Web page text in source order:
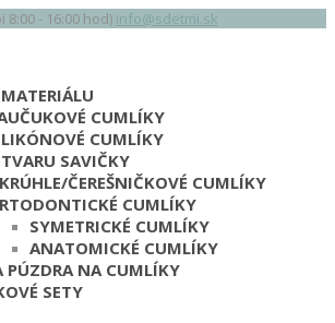
8:00 - 16:00 hod) info@sdetmi.sk
CUMLÍKY
CUMLÍKY
SAVIČKY
ČEREŠNIČKOVÉ CUMLÍKY
CUMLÍKY
SYMETRICKÉ CUMLÍKY
ANATOMICKÉ CUMLÍKY
PÚZDRA NA CUMLÍKY
SETY